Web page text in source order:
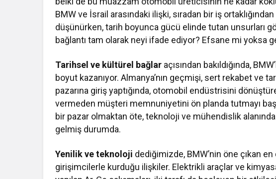
BMW ve İsrail arasındaki ilişki, sıradan bir iş
düşünürken, tarih boyunca gücü elinde tutan unsurları
bağlantı tam olarak neyi ifade ediyor? Efsane mi yoksa
Tarihsel ve kültürel bağlar açısından bakıldığında,
boyut kazanıyor. Almanya’nın geçmişi, sert rekabet ve
pazarına giriş yaptığında, otomobil endüstrisini
vermeden müşteri memnuniyetini ön planda tutmayı
bir pazar olmaktan öte, teknoloji ve mühendislik
gelmiş durumda.
Yenilik ve teknoloji dediğimizde, BMW’nin öne çıkan
girişimcilerle kurduğu ilişkiler. Elektrikli araçlar ve